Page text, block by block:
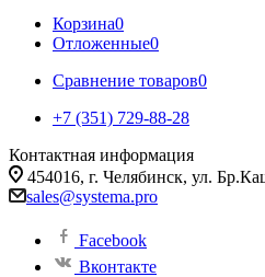
Корзина0
Отложенные0
Сравнение товаров0
+7 (351) 729-88-28
Контактная информация
454016, г. Челябинск, ул.
sales@systema.pro
Facebook
Вконтакте